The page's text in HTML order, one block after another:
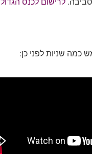
כמה שניות לפני כן: